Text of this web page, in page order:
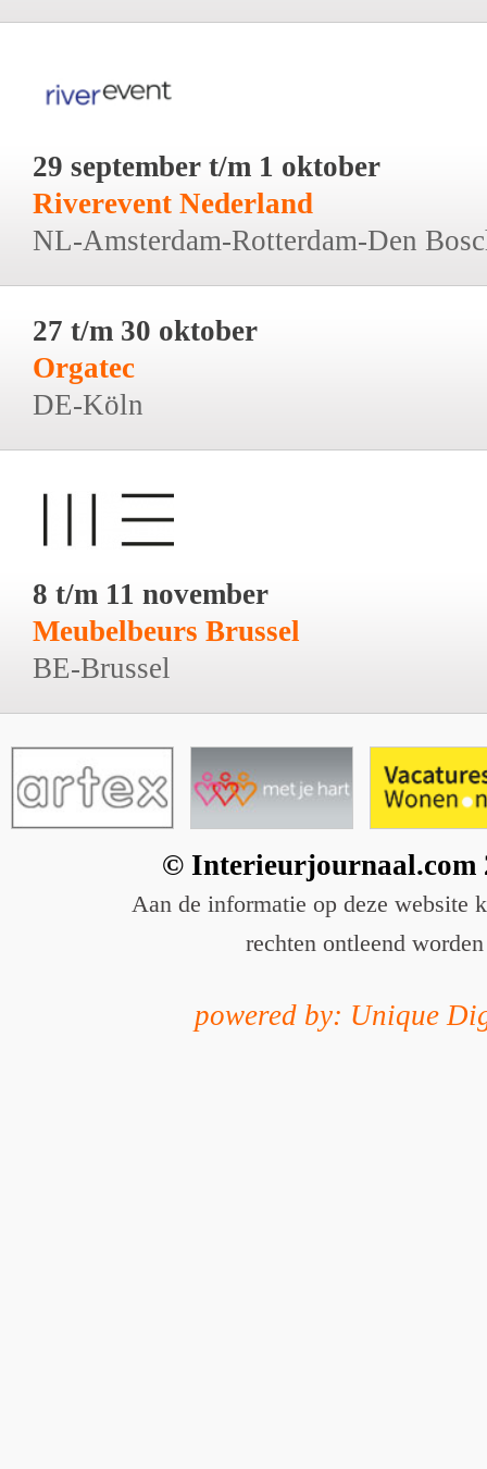
29 september t/m 1 oktober
Riverevent Nederland
NL-Amsterdam-Rotterdam-Den
27 t/m 30 oktober
Orgatec
DE-Köln
8 t/m 11 november
Meubelbeurs Brussel
BE-Brussel
© Interieurjournaal.com
Aan de informatie op deze website
rechten ontleend worden
powered by: Unique